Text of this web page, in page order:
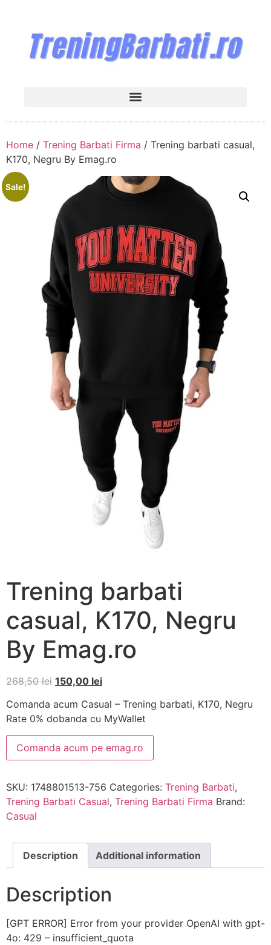
Home / Trening Barbati Firma / Trening barbati casual,
K170, Negru By Emag.ro
Sale!
Trening barbati
casual, K170, Negru
By Emag.ro
268,50lei 150,00 lei
Comanda acum Casual – Trening barbati, K170, Negru
Rate 0% dobanda cu MyWallet
Comanda acum pe emag.ro
SKU: 1748801513-756 Categories: Trening Barbati,
Trening Barbati Casual, Trening Barbati Firma Brand:
Casual
Description Additional information
Description
[GPT ERROR] Error from your provider OpenAI with gpt-
4o: 429 – insufficient_quota